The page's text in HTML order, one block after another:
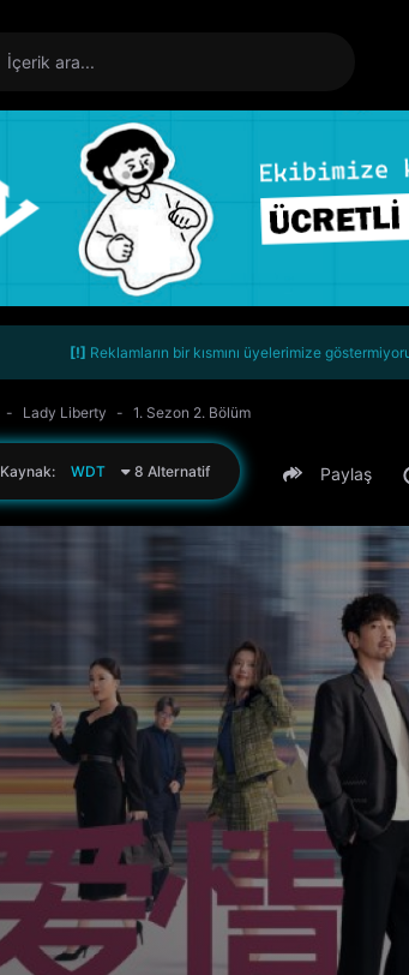
[!] Reklamların bir kısmını üyelerimize
Lady Liberty 1. Sezon 2. Bölüm
Kaynak: WDT 8 Alternatif Paylaş